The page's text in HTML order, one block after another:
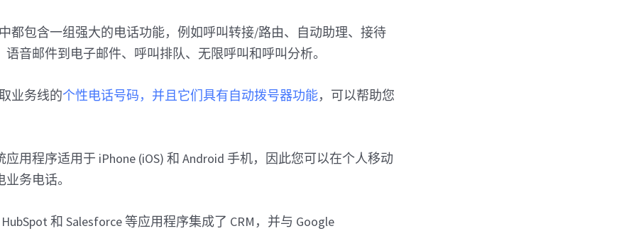
都包含一组强大的电话功能，例如呼叫转接/路由、自动助理、接待
语音邮件到电子邮件、呼叫排队、无限呼叫和呼叫分析。
业务线的个性电话号码，并且它们具有自动拨号器功能，可以帮助您
用程序适用于 iPhone (iOS) 和 Android 手机，因此您可以在个人移动
务电话。
和 Salesforce 等应用程序集成了 CRM，并与 Google